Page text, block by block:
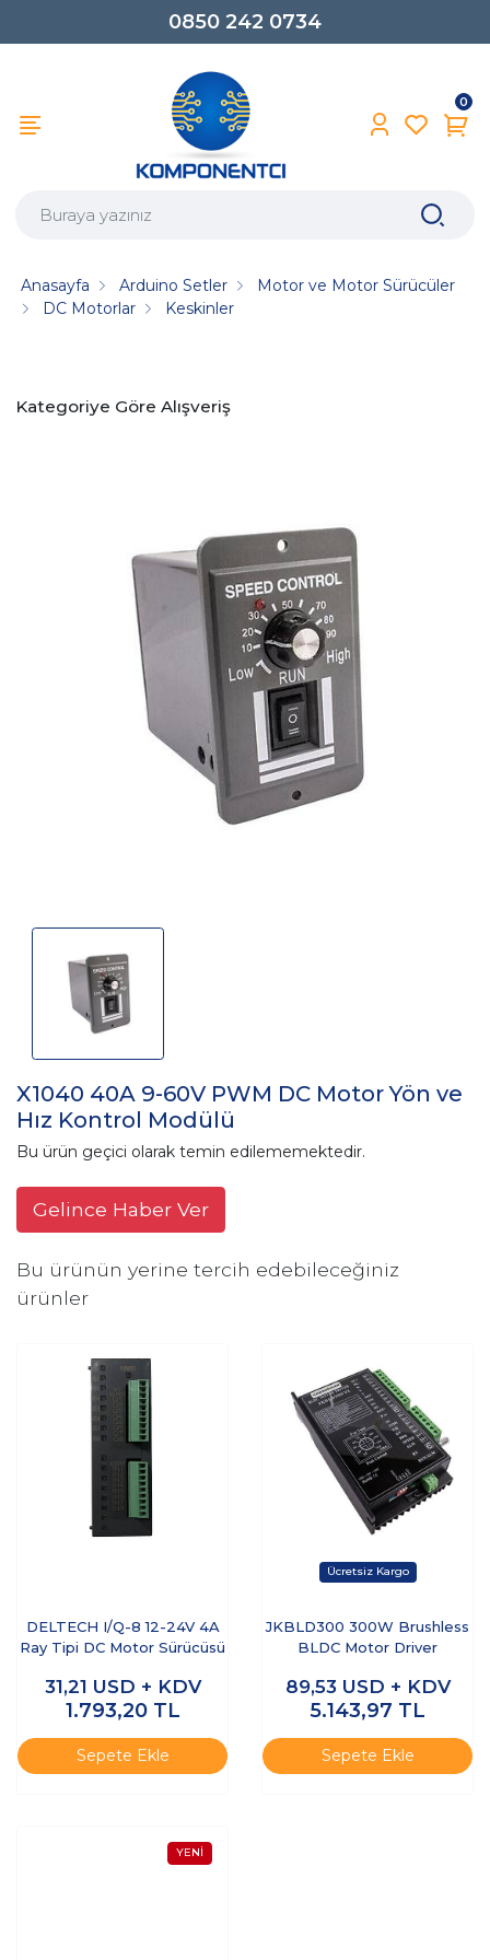
0850 242 0734
0
Anasayfa Arduino Setler
Motor ve Motor Sürücüler
DC Motorlar
Keskinler
Kategoriye Göre Alışveriş
X1040 40A 9-60V PWM DC Motor Yön ve
Hız Kontrol Modülü
Bu ürün geçici olarak temin edilememektedir.
Gelince Haber Ver
Bu ürünün yerine tercih edebileceğiniz
ürünler
DELTECH I/Q-8 12-24V 4A
Ray Tipi DC Motor Sürücüsü
31,21 USD + KDV
1.793,20 TL
Sepete Ekle
JKBLD300 300W Brushless
BLDC Motor Driver
89,53 USD + KDV
5.143,97 TL
Sepete Ekle